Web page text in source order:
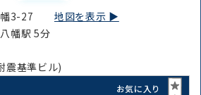
幡3-27 地図を表示 ▶︎
幡駅 5分
震基準ビル)
お気に入り